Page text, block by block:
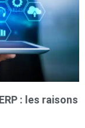
: les raisons